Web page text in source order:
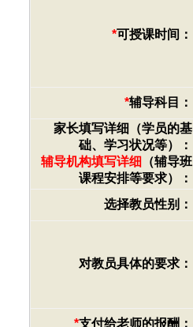
*可授课时间：
*辅导科目：
家长填写详细（学员的基
础、学习状况等）：
辅导机构填写详细 （辅导班
课程安排等要求）：
选择教员性别：
对教员具体的要求：
*支付给老师的报酬：